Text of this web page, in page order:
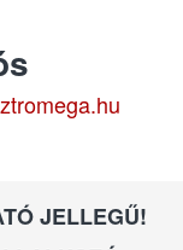
JELLEGŰ!